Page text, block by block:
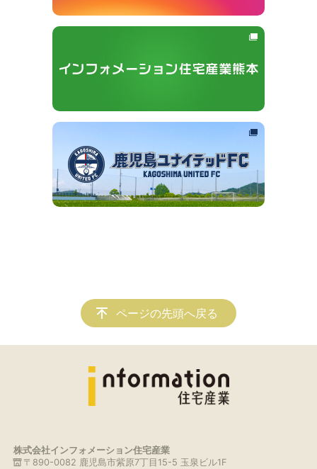
ページの先頭へ戻る
株式会社インフォメーション住宅産業
〒890-0082 鹿児島市紫原7丁目15-5 玉泉ビル1F